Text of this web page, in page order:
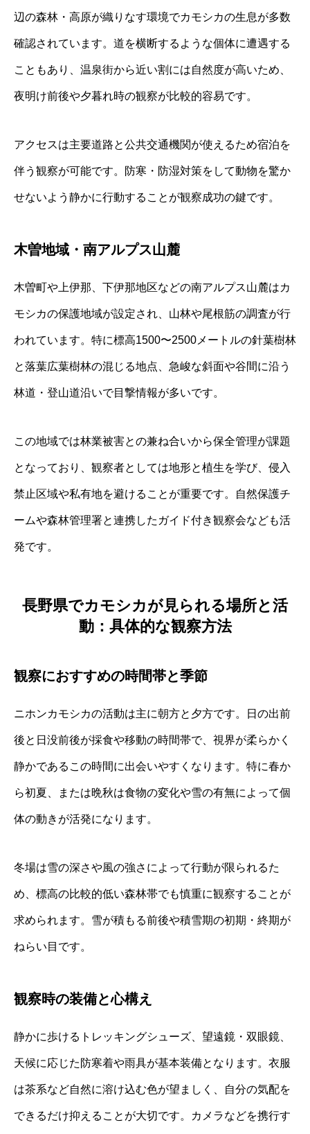
辺の森林・高原が織りなす環境でカモシカの生息が多数
確認されています。道を横断するような個体に遭遇する
こともあり、温泉街から近い割には自然度が高いため、
夜明け前後や夕暮れ時の観察が比較的容易です。
アクセスは主要道路と公共交通機関が使えるため宿泊を
伴う観察が可能です。防寒・防湿対策をして動物を驚か
せないよう静かに行動することが観察成功の鍵です。
木曽地域・南アルプス山麓
木曽町や上伊那、下伊那地区などの南アルプス山麓はカ
モシカの保護地域が設定され、山林や尾根筋の調査が行
われています。特に標高1500〜2500メートルの針葉樹林
と落葉広葉樹林の混じる地点、急峻な斜面や谷間に沿う
林道・登山道沿いで目撃情報が多いです。
この地域では林業被害との兼ね合いから保全管理が課題
となっており、観察者としては地形と植生を学び、侵入
禁止区域や私有地を避けることが重要です。自然保護チ
ームや森林管理署と連携したガイド付き観察会なども活
発です。
長野県でカモシカが見られる場所と活
動：具体的な観察方法
観察におすすめの時間帯と季節
ニホンカモシカの活動は主に朝方と夕方です。日の出前
後と日没前後が採食や移動の時間帯で、視界が柔らかく
静かであるこの時間に出会いやすくなります。特に春か
ら初夏、または晩秋は食物の変化や雪の有無によって個
体の動きが活発になります。
冬場は雪の深さや風の強さによって行動が限られるた
め、標高の比較的低い森林帯でも慎重に観察することが
求められます。雪が積もる前後や積雪期の初期・終期が
ねらい目です。
観察時の装備と心構え
静かに歩けるトレッキングシューズ、望遠鏡・双眼鏡、
天候に応じた防寒着や雨具が基本装備となります。衣服
は茶系など自然に溶け込む色が望ましく、自分の気配を
できるだけ抑えることが大切です。カメラなどを携行す